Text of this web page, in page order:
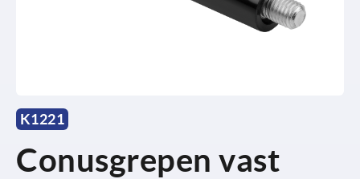
K1221
Conusgrepen vast